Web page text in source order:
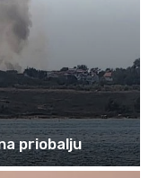
priobalju